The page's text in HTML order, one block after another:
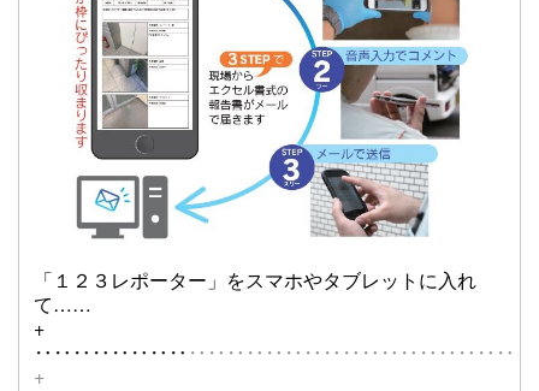
「１２３レポーター」をスマホやタブレットに入れ
て……
+
‥‥‥‥‥‥‥‥
+